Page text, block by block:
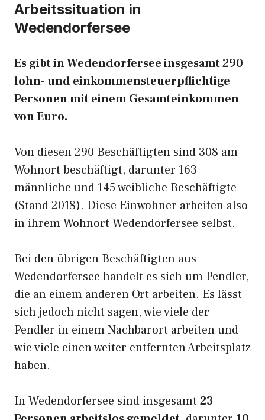
Arbeitssituation in
Wedendorfersee
Es gibt in Wedendorfersee insgesamt 290
lohn- und einkommensteuerpflichtige
Personen mit einem Gesamteinkommen
von Euro.
Von diesen 290 Beschäftigten sind 308 am
Wohnort beschäftigt, darunter 163
männliche und 145 weibliche Beschäftigte
(Stand 2018). Diese Einwohner arbeiten also
in ihrem Wohnort Wedendorfersee selbst.
Bei den übrigen Beschäftigten aus
Wedendorfersee handelt es sich um Pendler,
die an einem anderen Ort arbeiten. Es lässt
sich jedoch nicht sagen, wie viele der
Pendler in einem Nachbarort arbeiten und
wie viele einen weiter entfernten Arbeitsplatz
haben.
In Wedendorfersee sind insgesamt 23